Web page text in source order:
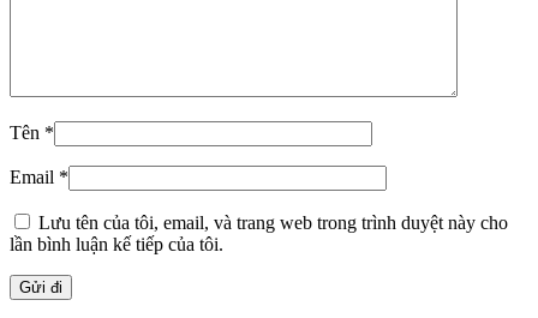
Tên *
Email *
Lưu tên của tôi, email, và trang web trong trình duyệt này cho
lần bình luận kế tiếp của tôi.